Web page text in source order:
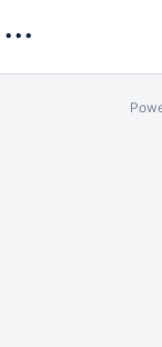
проведении
товара
по прайсам и
...